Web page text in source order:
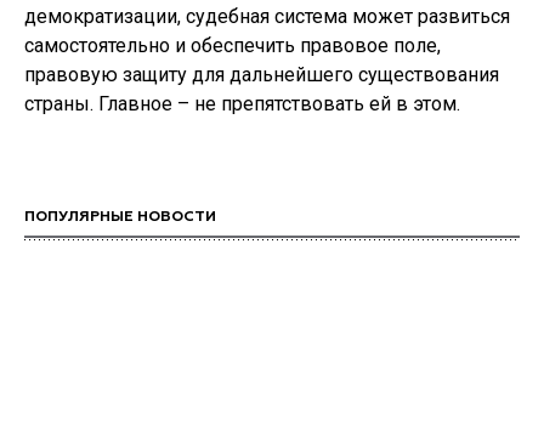
демократизации, судебная система может развиться
самостоятельно и обеспечить правовое поле,
правовую защиту для дальнейшего существования
страны. Главное – не препятствовать ей в этом.
ПОПУЛЯРНЫЕ НОВОСТИ